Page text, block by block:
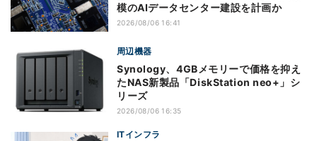
模のAIデータセンター建設を計画か
2026/08/06 16:41
周辺機器
Synology、4GBメモリーで価格を抑え
たNAS新製品「DiskStation neo+」シ
リーズ
2026/08/06 16:35
ITインフラ